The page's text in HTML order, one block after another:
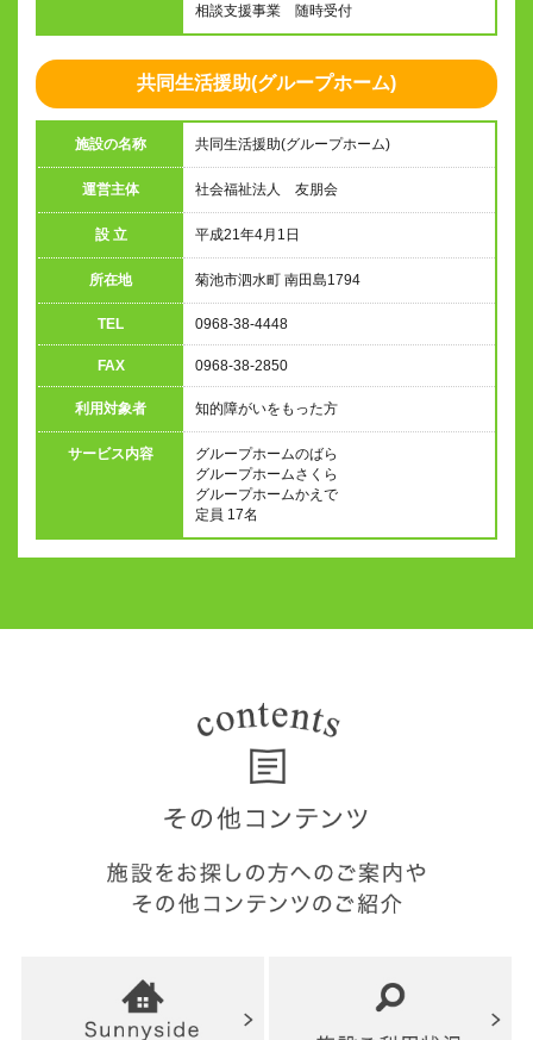
相談支援事業 随時受付
共同生活援助(グループホーム)
施設の名称 共同生活援助(グループホーム)
運営主体 社会福祉法人 友朋会
設 立 平成21年4月1日
所在地 菊池市泗水町 南田島1794
TEL 0968-38-4448
FAX 0968-38-2850
利用対象者 知的障がいをもった方
サービス内容
グループホームのばら
グループホームさくら
グループホームかえで
定員 17名